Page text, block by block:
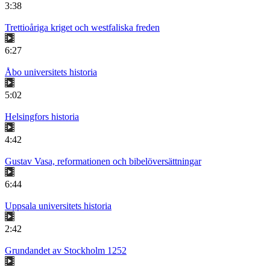
3:38
Trettioåriga kriget och westfaliska freden
6:27
Åbo universitets historia
5:02
Helsingfors historia
4:42
Gustav Vasa, reformationen och bibelöversättningar
6:44
Uppsala universitets historia
2:42
Grundandet av Stockholm 1252